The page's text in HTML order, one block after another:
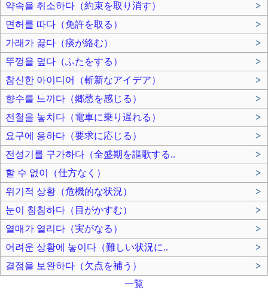
약속을 취소하다（約束を取り消す）
>
면허를 따다（免許を取る）
>
가래가 끓다（痰が絡む）
>
뚜껑을 덮다（ふたをする）
>
참신한 아이디어（斬新なアイデア）
>
향수를 느끼다（郷愁を感じる）
>
전철을 놓치다（電車に乗り遅れる）
>
요구에 응하다（要求に応じる）
>
전성기를 구가하다（全盛期を謳歌する..
>
할 수 없이（仕方なく）
>
위기적 상황（危機的な状況）
>
눈이 침침하다（目がかすむ）
>
열매가 열리다（実がなる）
>
어려운 상황에 놓이다（難しい状況に..
>
결점을 보완하다（欠点を補う）
>
一覧